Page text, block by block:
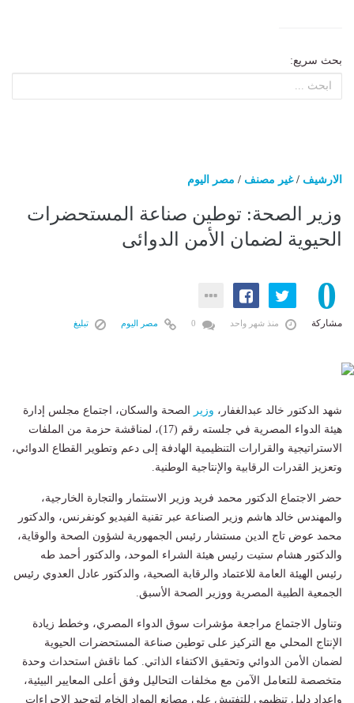
بحث سريع:
الارشيف /غير مصنف / مصر اليوم
وزير الصحة: توطين صناعة المستحضرات
الحيوية لضمان الأمن الدوائى
0
مشاركة منذ شهر واحد مصر اليوم تبليغ
شهد الدكتور خالد عبدالغفار، وزير
الصحة والسكان، اجتماع مجلس إدارة
هيئة الدواء المصرية في جلسته رقم (17)، لمناقشة حزمة من الملفات
الاستراتيجية والقرارات التنظيمية الهادفة إلى دعم وتطوير القطاع الدوائي،
وتعزيز القدرات الرقابية والإنتاجية الوطنية.
حضر الاجتماع الدكتور محمد فريد وزير الاستثمار والتجارة الخارجية،
والمهندس خالد هاشم وزير الصناعة عبر تقنية الفيديو كونفرنس، والدكتور
محمد عوض تاج الدين مستشار رئيس الجمهورية لشؤون الصحة والوقاية،
والدكتور هشام ستيت رئيس هيئة الشراء الموحد، والدكتور أحمد طه
رئيس الهيئة العامة للاعتماد والرقابة الصحية، والدكتور عادل العدوي رئيس
الجمعية الطبية المصرية ووزير الصحة الأسبق.
وتناول الاجتماع مراجعة مؤشرات سوق الدواء المصري، وخطط زيادة
الإنتاج المحلي مع التركيز على توطين صناعة المستحضرات الحيوية
لضمان الأمن الدوائي وتحقيق الاكتفاء الذاتي. كما ناقش استحداث وحدة
متخصصة للتعامل الآمن مع مخلفات التحاليل وفق أعلى المعايير البيئية،
وإعداد دليل تنظيمي للتفتيش على مصانع المواد الخام لتوحيد الإجراءات